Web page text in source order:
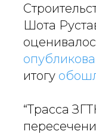
Шота
итогу
“Трасса